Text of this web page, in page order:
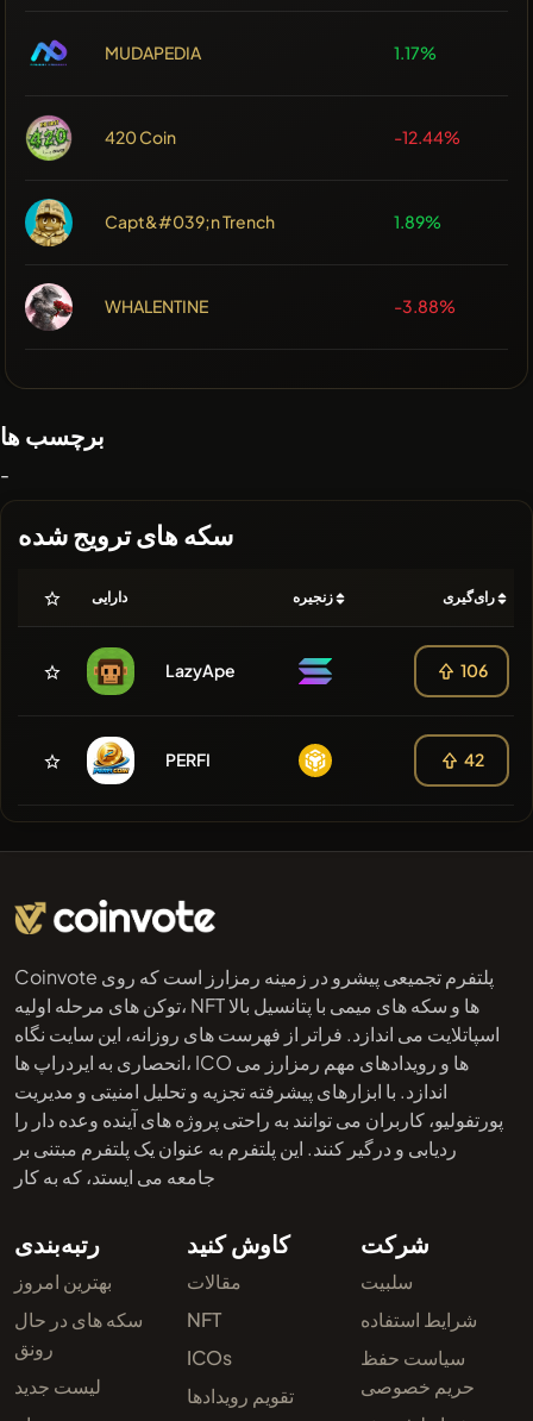
MUDAPEDIA 1.17%
420 Coin -12.44%
Capt&#039;n Trench 1.89%
WHALENTINE -3.88%
برچسب ها
-
سکه های ترویج شده
دارایی زنجیره رای‌گیری
LazyApe 106
PERFI 42
Coinvote پلتفرم تجمیعی پیشرو در زمینه رمزارز است که روی
توکن های مرحله اولیه، NFT ها و سکه های میمی با پتانسیل بالا
اسپاتلایت می اندازد. فراتر از فهرست های روزانه، این سایت نگاه
انحصاری به ایردراپ ها، ICO ها و رویدادهای مهم رمزارز می
اندازد. با ابزارهای پیشرفته تجزیه و تحلیل امنیتی و مدیریت
پورتفولیو، کاربران می توانند به راحتی پروژه های آینده وعده دار را
ردیابی و درگیر کنند. این پلتفرم به عنوان یک پلتفرم مبتنی بر
جامعه می ایستد، که به کار
رتبه‌بندی
بهترین امروز
سکه های در حال
رونق
لیست جدید
کاوش کنید
مقالات
NFT
ICOs
تقویم رویدادها
شرکت
سلبیت
شرایط استفاده
سیاست حفظ
حریم خصوصی